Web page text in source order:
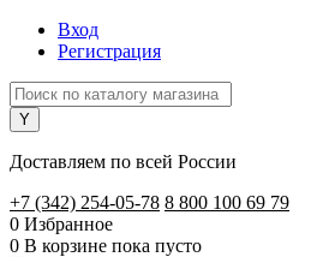
Вход
Регистрация
Доставляем по всей России
+7 (342) 254-05-78 8 800 100 69 79
0 Избранное
0 В корзине пока пусто